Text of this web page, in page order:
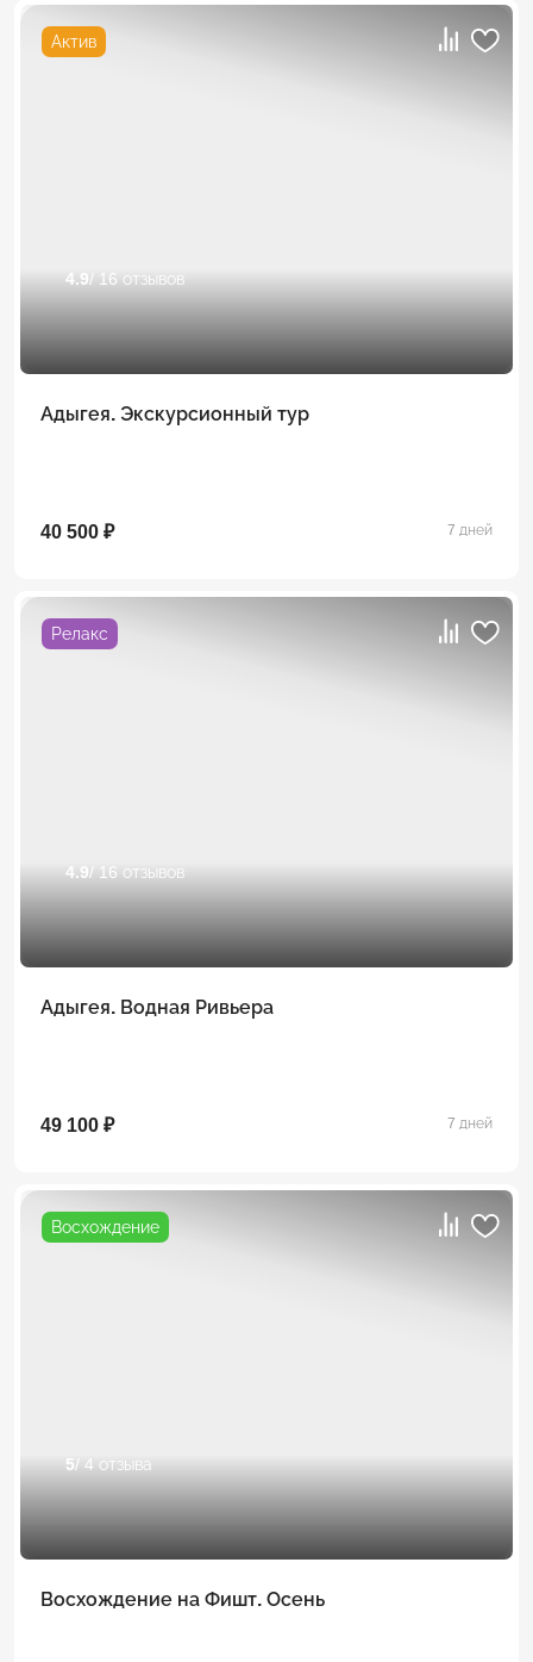
Актив
4.9/ 16 отзывов
Адыгея. Экскурсионный тур
40 500 ₽ 7 дней
Релакс
4.9 / 16 отзывов
Адыгея. Водная Ривьера
49 100 ₽ 7 дней
Восхождение
5/ 4 отзыва
Восхождение на Фишт. Осень